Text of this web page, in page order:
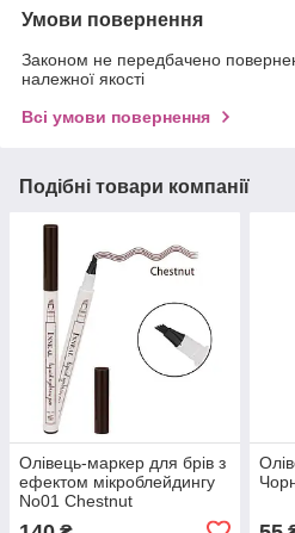
Умови повернення
Законом не передбачено
належної якості
Всі умови повернення
Подібні товари компанії
Олівець-маркер для брів з
ефектом мікроблейдингу
No01 Chestnut